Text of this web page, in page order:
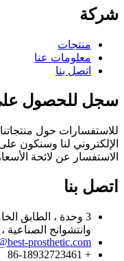
شركة
منتجات
معلومات عنا
اتصل بنا
سجل للحصول على
للاستفسارات حول
الإلكتروني لنا وسنكون على
الاستفسار عن لائحة الأسعار
اتصل بنا
وانتشوانج الصناعية
prosthetic.com
+ 86-18932723461